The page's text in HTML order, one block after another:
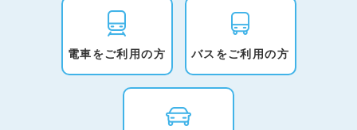
電車をご利用の方 バスをご利用の方